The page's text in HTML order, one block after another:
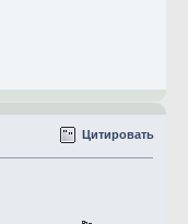
Цитировать